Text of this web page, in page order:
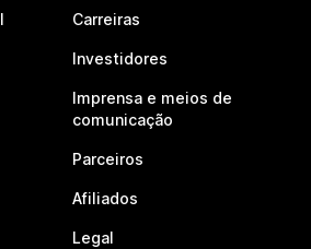
Carreiras
Investidores
Imprensa e meios de
comunicação
Parceiros
Afiliados
Legal